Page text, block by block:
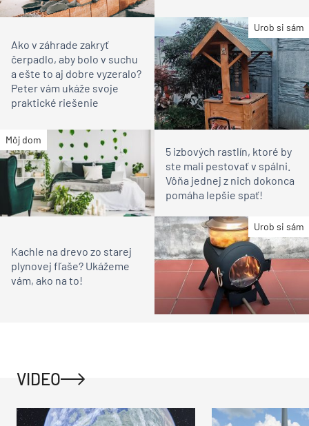
Urob si sám
Ako v záhrade zakryť
čerpadlo, aby bolo v suchu
a ešte to aj dobre vyzeralo?
Peter vám ukáže svoje
praktické riešenie
Môj dom
5 izbových rastlín, ktoré by
ste mali pestovať v spálni.
Vôňa jednej z nich dokonca
pomáha lepšie spať!
Urob si sám
Kachle na drevo zo starej
plynovej fľaše? Ukážeme
vám, ako na to!
VIDEO